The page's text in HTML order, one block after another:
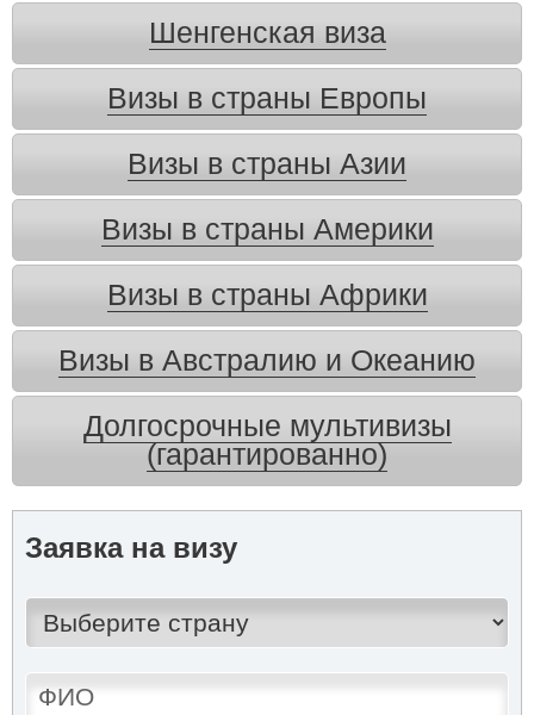
Шенгенская виза
Визы в страны Европы
Визы в страны Азии
Визы в страны Америки
Визы в страны Африки
Визы в Австралию и Океанию
Долгосрочные мультивизы
(гарантированно)
Заявка на визу